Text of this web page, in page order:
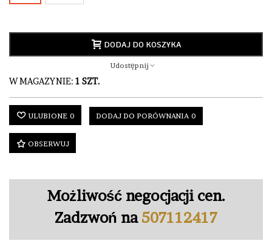
DODAJ DO KOSZYKA
Udostępnij
W MAGAZYNIE: 1 SZT.
ULUBIONE 0 DODAJ DO PORÓWNANIA 0
OBSERWUJ
Możliwość negocjacji cen.
Zadzwoń na 507112417